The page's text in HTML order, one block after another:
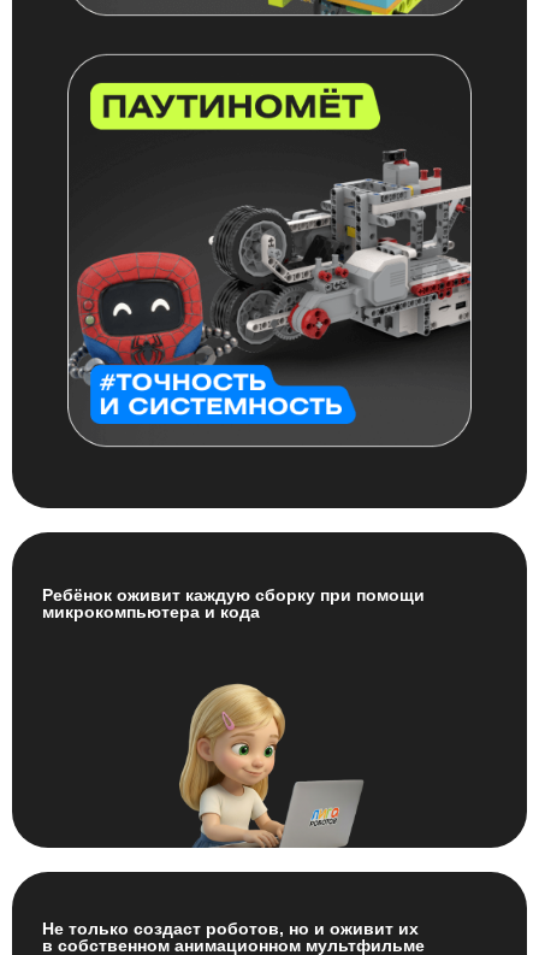
Ребёнок оживит каждую сборку при помощи
микрокомпьютера и кода
Не только создаст роботов, но и оживит их
в собственном анимационном мультфильме